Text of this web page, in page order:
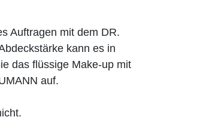
Auftragen mit dem DR.
kann es in
das flüssige Make-up mit
auf.